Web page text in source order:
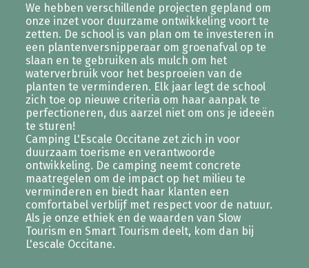
We hebben verschillende projecten gepland om
onze inzet voor duurzame ontwikkeling voort te
zetten. De school is van plan om te investeren in
een plantenversnipperaar om groenafval op te
slaan en te gebruiken als mulch om het
waterverbruik voor het besproeien van de
planten te verminderen. Elk jaar legt de school
zich toe op nieuwe criteria om haar aanpak te
perfectioneren, dus aarzel niet om ons je ideeën
te sturen!
Camping L'Escale Occitane zet zich in voor
duurzaam toerisme en verantwoorde
ontwikkeling. De camping neemt concrete
maatregelen om de impact op het milieu te
verminderen en biedt haar klanten een
comfortabel verblijf met respect voor de natuur.
Als je onze ethiek en de waarden van Slow
Tourism en Smart Tourism deelt, kom dan bij
L'escale Occitane.